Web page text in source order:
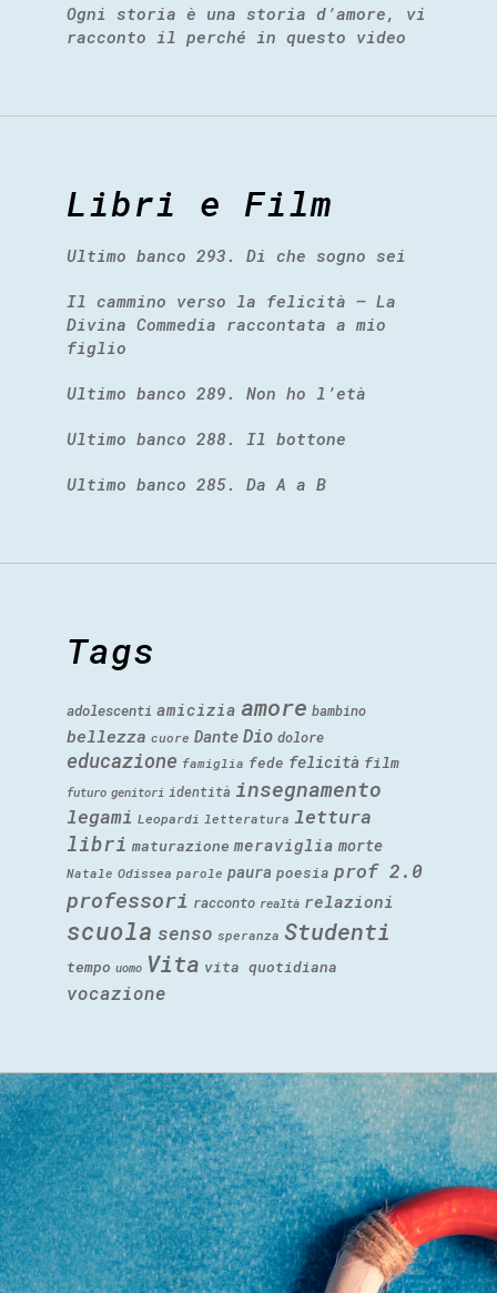
Ogni storia è una storia d’amore, vi
racconto il perché in questo video
Libri e Film
Ultimo banco 293. Di che sogno sei
Il cammino verso la felicità – La
Divina Commedia raccontata a mio
figlio
Ultimo banco 289. Non ho l’età
Ultimo banco 288. Il bottone
Ultimo banco 285. Da A a B
Tags
adolescenti amicizia amore bambino
bellezza cuore Dante Dio dolore
educazione famiglia fede felicità film
futuro genitori identità insegnamento
legami Leopardi letteratura lettura
libri maturazione meraviglia morte
Natale Odissea parole paura poesia prof 2.0
professori racconto realtà relazioni
scuola senso speranza Studenti
tempo uomo Vita vita quotidiana
vocazione